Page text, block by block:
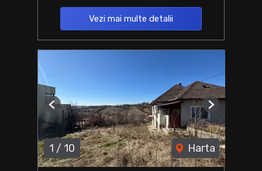
Vezi mai multe detalii
1 / 10 Harta
Previous Next